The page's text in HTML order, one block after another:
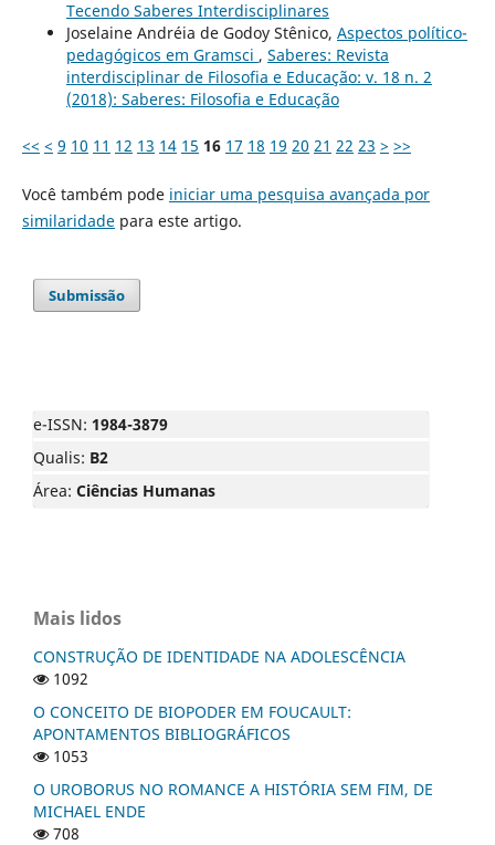
Tecendo Saberes Interdisciplinares
Joselaine Andréia de Godoy Stênico, Aspectos político-
pedagógicos em Gramsci , Saberes: Revista
interdisciplinar de Filosofia e Educação: v. 18 n. 2
(2018): Saberes: Filosofia e Educação
<< < 9 10 11 12 13 14 15 16 17 18 19 20 21 22 23 > >>
Você também pode iniciar uma pesquisa avançada por
similaridadepara este artigo.
Submissão
e-ISSN: 1984-3879
Qualis: B2
Área: Ciências Humanas
Mais lidos
CONSTRUÇÃO DE IDENTIDADE NA ADOLESCÊNCIA
1092
O CONCEITO DE BIOPODER EM FOUCAULT:
APONTAMENTOS BIBLIOGRÁFICOS
1053
O UROBORUS NO ROMANCE A HISTÓRIA SEM FIM, DE
MICHAEL ENDE
708